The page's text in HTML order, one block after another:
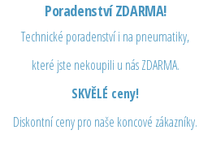
Poradenství ZDARMA!
Technické poradenství i na pneumatiky,
které jste nekoupili u nás ZDARMA.
SKVĚLÉ ceny!
Diskontní ceny pro naše koncové zákazníky.